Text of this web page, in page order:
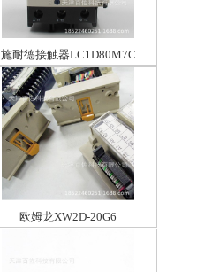
施耐德接触器LC1D80M7C
欧姆龙XW2D-20G6